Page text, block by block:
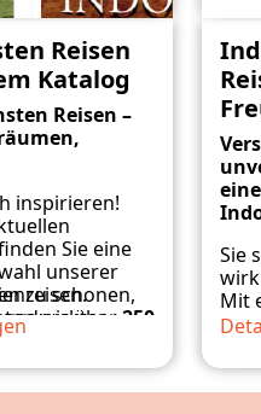
Reisen
Katalog
Reisen –
inspirieren!
Sie eine
unserer
wir über250
– von
über
zu schonen,
Programm
Sie
Mit
von